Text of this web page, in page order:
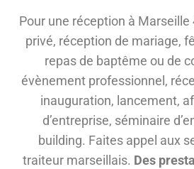
Pour une réception à
privé, réception de mariage,
repas de baptême ou de
évènement professionnel,
inauguration, lancement,
d’entreprise, séminaire
building. Faites appel aux
traiteur marseillais. Des